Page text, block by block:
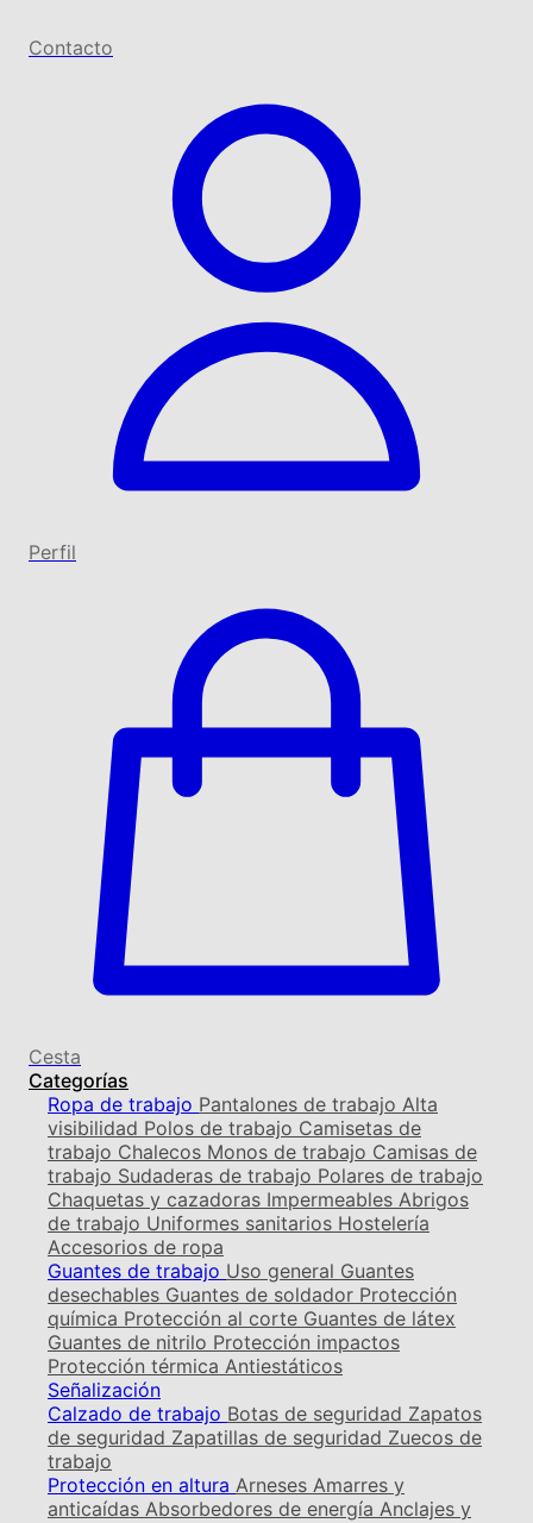
Contacto
Perfil
Cesta
Categorías
Ropa de trabajo Pantalones de trabajo Alta
visibilidad Polos de trabajo Camisetas de
trabajo Chalecos Monos de trabajo Camisas de
trabajo Sudaderas de trabajo Polares de trabajo
Chaquetas y cazadoras Impermeables Abrigos
de trabajo Uniformes sanitarios Hostelería
Accesorios de ropa
Guantes de trabajo Uso general Guantes
desechables Guantes de soldador Protección
química Protección al corte Guantes de látex
Guantes de nitrilo Protección impactos
Protección térmica Antiestáticos
Señalización
Calzado de trabajo Botas de seguridad Zapatos
de seguridad Zapatillas de seguridad Zuecos de
trabajo
Protección en altura Arneses Amarres y
anticaídas Absorbedores de energía Anclajes y